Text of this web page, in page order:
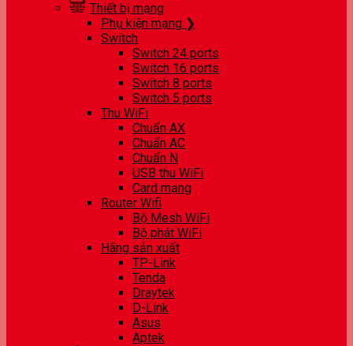
Thiết bị mạng
Phụ kiện mạng ❯
Switch
Switch 24 ports
Switch 16 ports
Switch 8 ports
Switch 5 ports
Thu WiFi
Chuẩn AX
Chuẩn AC
Chuẩn N
USB thu WiFi
Card mạng
Router Wifi
Bộ Mesh WiFi
Bộ phát WiFi
Hãng sản xuất
TP-Link
Tenda
Draytek
D-Link
Asus
Aptek